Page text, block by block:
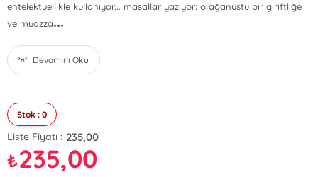
entelektüellikle kullanıyor... masallar yazıyor: olağanüstü bir giriftliğe
ve muazza...
Devamını Oku
Stok : 0
Liste Fiyatı : 235,00
₺235,00